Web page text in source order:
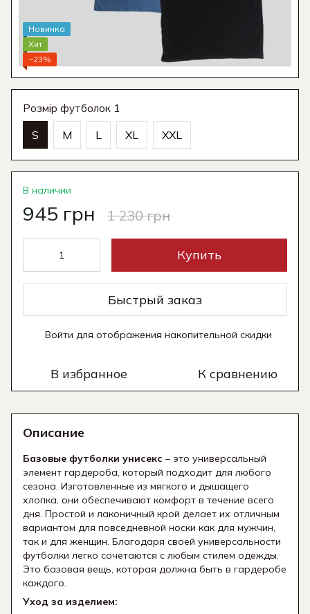
Новинка
Хит
−23%
Розмір футболок 1
S M L XL XXL
В наличии
945 грн 1 230 грн
Купить
Быстрый заказ
Войти для отображения накопительной скидки
В избранное К сравнению
Описание
Базовые футболки унисекс – это универсальный
элемент гардероба, который подходит для любого
сезона. Изготовленные из мягкого и дышащего
хлопка, они обеспечивают комфорт в течение всего
дня. Простой и лаконичный крой делает их отличным
вариантом для повседневной носки как для мужчин,
так и для женщин. Благодаря своей универсальности
футболки легко сочетаются с любым стилем одежды.
Это базовая вещь, которая должна быть в гардеробе
каждого.
Уход за изделием: